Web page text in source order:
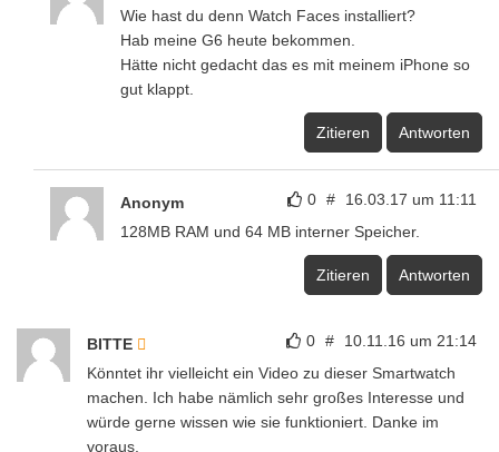
Wie hast du denn Watch Faces installiert?
Hab meine G6 heute bekommen.
Hätte nicht gedacht das es mit meinem iPhone so
gut klappt.
Zitieren Antworten
0 # 16.03.17 um 11:11
Anonym
128MB RAM und 64 MB interner Speicher.
Zitieren Antworten
0 # 10.11.16 um 21:14
BITTE
Könntet ihr vielleicht ein Video zu dieser Smartwatch
machen. Ich habe nämlich sehr großes Interesse und
würde gerne wissen wie sie funktioniert. Danke im
voraus.